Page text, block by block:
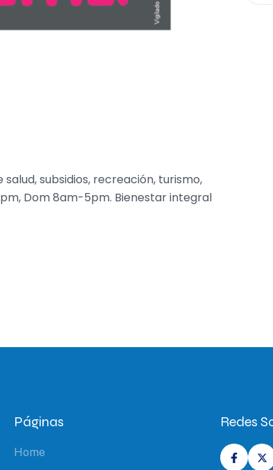
subsidios, recreación, turismo,
Dom 8am-5pm. Bienestar integral
Páginas
Home
Redes